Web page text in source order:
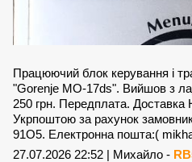
Працюючий блок керування і
"Gorenje MO-17ds". Вийшов з
250 грн. Передплата.
Укрпоштою за рахунок
91О5. Електронна пошта:(
27.07.2026 22:52 | Михайло -